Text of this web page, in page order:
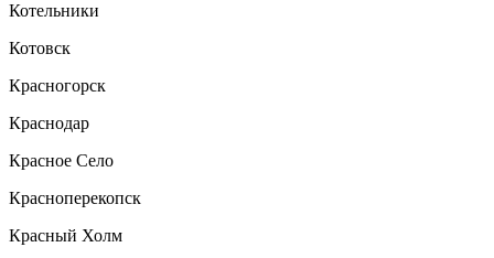
Котельники
Котовск
Красногорск
Краснодар
Красное Село
Красноперекопск
Красный Холм